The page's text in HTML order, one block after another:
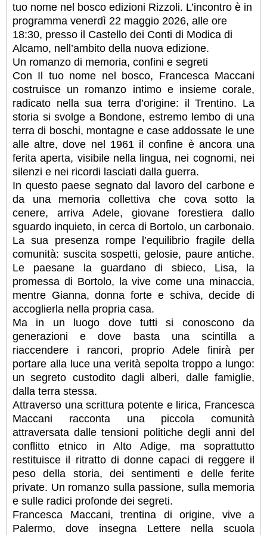
tuo nome nel bosco edizioni Rizzoli. L’incontro è in
programma venerdì 22 maggio 2026, alle ore
18:30, presso il Castello dei Conti di Modica di
Alcamo, nell’ambito della nuova edizione.
Un romanzo di memoria, confini e segreti
Con Il tuo nome nel bosco, Francesca Maccani
costruisce un romanzo intimo e insieme corale,
radicato nella sua terra d’origine: il Trentino. La
storia si svolge a Bondone, estremo lembo di una
terra di boschi, montagne e case addossate le une
alle altre, dove nel 1961 il confine è ancora una
ferita aperta, visibile nella lingua, nei cognomi, nei
silenzi e nei ricordi lasciati dalla guerra.
In questo paese segnato dal lavoro del carbone e
da una memoria collettiva che cova sotto la
cenere, arriva Adele, giovane forestiera dallo
sguardo inquieto, in cerca di Bortolo, un carbonaio.
La sua presenza rompe l’equilibrio fragile della
comunità: suscita sospetti, gelosie, paure antiche.
Le paesane la guardano di sbieco, Lisa, la
promessa di Bortolo, la vive come una minaccia,
mentre Gianna, donna forte e schiva, decide di
accoglierla nella propria casa.
Ma in un luogo dove tutti si conoscono da
generazioni e dove basta una scintilla a
riaccendere i rancori, proprio Adele finirà per
portare alla luce una verità sepolta troppo a lungo:
un segreto custodito dagli alberi, dalle famiglie,
dalla terra stessa.
Attraverso una scrittura potente e lirica, Francesca
Maccani racconta una piccola comunità
attraversata dalle tensioni politiche degli anni del
conflitto etnico in Alto Adige, ma soprattutto
restituisce il ritratto di donne capaci di reggere il
peso della storia, dei sentimenti e delle ferite
private. Un romanzo sulla passione, sulla memoria
e sulle radici profonde dei segreti.
Francesca Maccani, trentina di origine, vive a
Palermo, dove insegna Lettere nella scuola